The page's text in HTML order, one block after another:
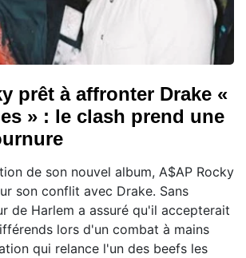
prêt à affronter Drake «
» : le clash prend une
de son nouvel album, A$AP Rocky
son conflit avec Drake. Sans
de Harlem a assuré qu'il accepterait
lors d'un combat à mains
qui relance l'un des beefs les